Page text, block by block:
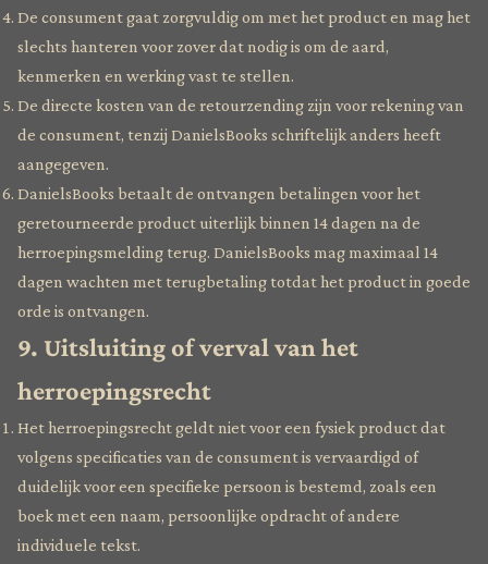
De consument gaat zorgvuldig om met het product en mag het
slechts hanteren voor zover dat nodig is om de aard,
kenmerken en werking vast te stellen.
De directe kosten van de retourzending zijn voor rekening van
de consument, tenzij DanielsBooks schriftelijk anders heeft
aangegeven.
DanielsBooks betaalt de ontvangen betalingen voor het
geretourneerde product uiterlijk binnen 14 dagen na de
herroepingsmelding terug. DanielsBooks mag maximaal 14
dagen wachten met terugbetaling totdat het product in goede
orde is ontvangen.
9. Uitsluiting of verval van het
herroepingsrecht
Het herroepingsrecht geldt niet voor een fysiek product dat
volgens specificaties van de consument is vervaardigd of
duidelijk voor een specifieke persoon is bestemd, zoals een
boek met een naam, persoonlijke opdracht of andere
individuele tekst.